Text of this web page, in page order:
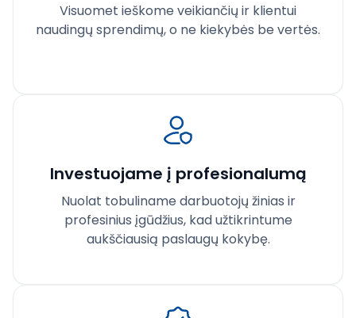
Visuomet ieškome veikiančių ir klientui
naudingų sprendimų, o ne kiekybės be vertės.
Investuojame į profesionalumą
Nuolat tobuliname darbuotojų žinias ir
profesinius įgūdžius, kad užtikrintume
aukščiausią paslaugų kokybę.